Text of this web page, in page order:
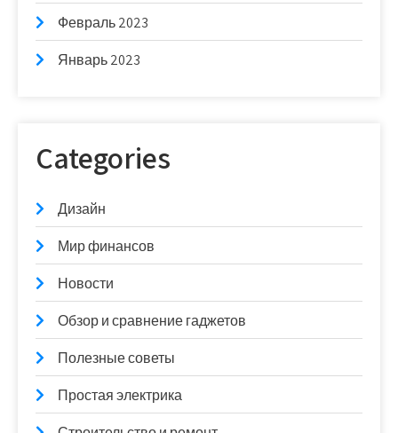
Февраль 2023
Январь 2023
Categories
Дизайн
Мир финансов
Новости
Обзор и сравнение гаджетов
Полезные советы
Простая электрика